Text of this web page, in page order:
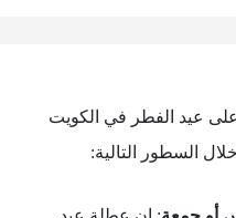
على عيد الفطر في الكويت